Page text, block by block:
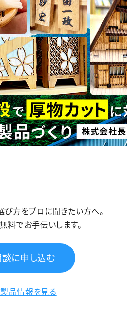
方をプロに聞きたい方へ。
料でお手伝いします。
に申し込む
品情報を見る